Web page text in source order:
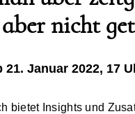
nicht
Januar 2022, 17
bietet Insights und